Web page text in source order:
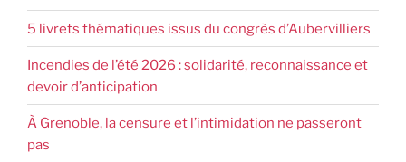
5 livrets thématiques issus du congrès d’Aubervilliers
Incendies de l’été 2026 : solidarité, reconnaissance et
devoir d’anticipation
À Grenoble, la censure et l’intimidation ne passeront
pas